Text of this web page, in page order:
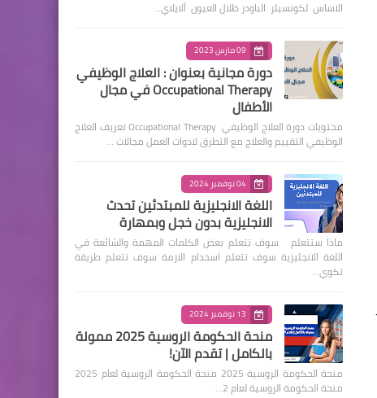
الاساس لكونسيلر الباودر ظلال العيون ألايلاي…
09 مارس 2023
دورة مجانية بعنوان : العلاج الوظيفي
Occupational Therapy في مجال
الأطفال
محتويات دورة العلاج الوظيفي Occupational Therapy تعريف العلاج
الوظيفي التقييم والعلاج مع التطرق لادوات العمل مجالات …
04 نوفمبر 2024
اللغة الانجليزية للمبتدئين تحدث
الانجليزية بدون خجل وبمهارة
ماذا ستتعلم سوف تتعلم بعض الكلمات المهمة والشائعة في
اللغة الانجليزية سوف تتعلم اسخدام الازمة سوف تتعلم طريقة
تكوي…
13 نوفمبر 2024
منحة الحكومة الروسية 2025 ممولة
بالكامل | تقدم الآن!
منحة الحكومة الروسية 2025 منحة الحكومة الروسية لعام 2025
منحة الحكومة الروسية لعام 2…